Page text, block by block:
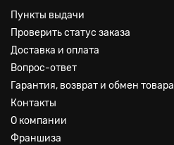
Пункты выдачи
Проверить статус заказа
Доставка и оплата
Вопрос-ответ
Гарантия, возврат и обмен товара
Контакты
О компании
Франшиза